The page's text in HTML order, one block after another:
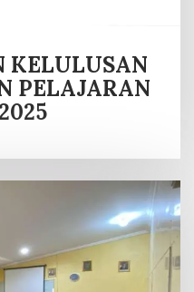
KELULUSAN
PELAJARAN